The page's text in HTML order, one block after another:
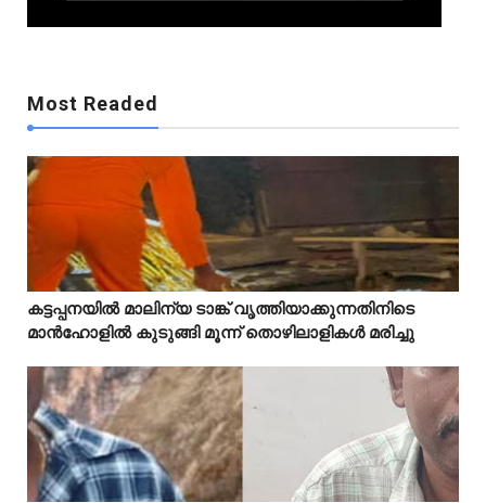
Most Readed
  
കട്ടപ്പനയിൽ മാലിന്യ ടാങ്ക് വൃത്തിയാക്കുന്നതിനിടെ
മാൻഹോളിൽ കുടുങ്ങി മൂന്ന് തൊഴിലാളികൾ മരിച്ചു
Mostreaded
Mostreaded